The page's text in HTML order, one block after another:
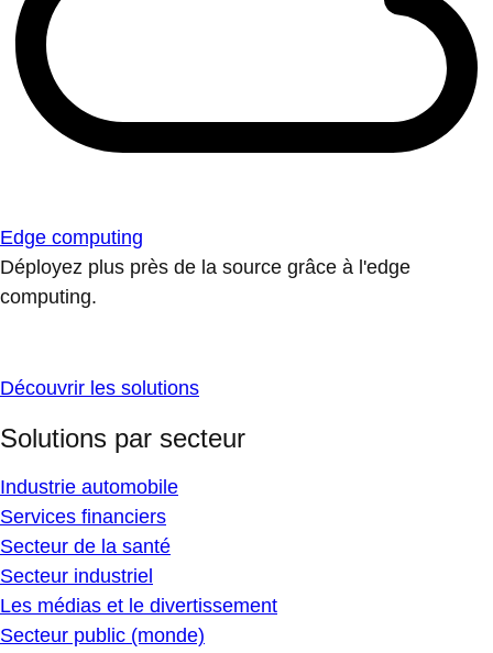
Edge computing
Déployez plus près de la source grâce à l'edge
computing.
Découvrir les solutions
Solutions par secteur
Industrie automobile
Services financiers
Secteur de la santé
Secteur industriel
Les médias et le divertissement
Secteur public (monde)